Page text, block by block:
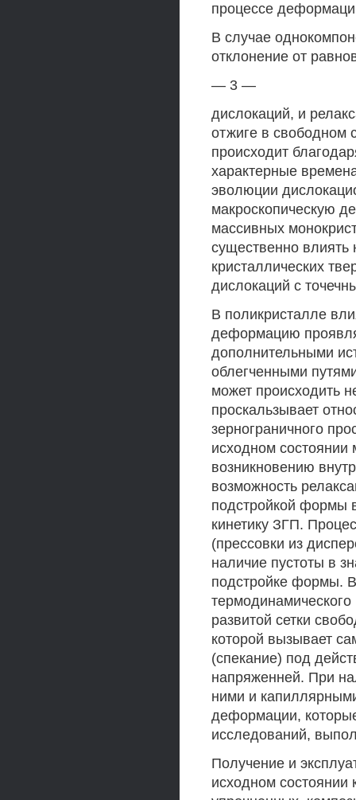
процессе
В случае
отклонение от
— 3 —
дислокаций, и
отжиге в свободном
происходит
характерные
эволюции
макроскопическую
массивных
существенно
кристаллических
дислокаций с
В поликристалле
деформацию
дополнительными
облегченными
может происходить
проскальзывает
зернограничного
исходном
возникновению
возможность
подстройкой формы
кинетику ЗГП.
(прессовки из
наличие пустоты в
подстройке формы.
развитой сетки
которой вызывает
(спекание) под
напряженней. При
ними и
деформации,
исследований,
Получение и
исходном состоянии